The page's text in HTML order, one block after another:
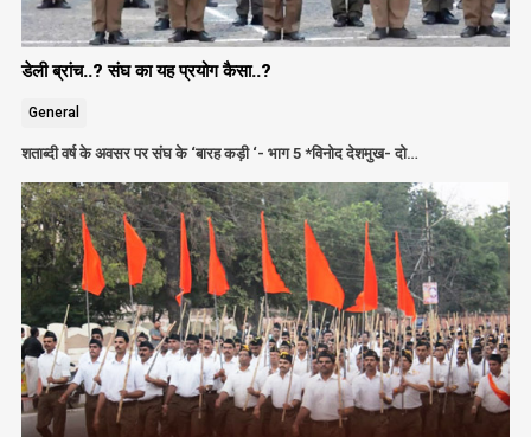
डेली ब्रांच..? संघ का यह प्रयोग कैसा..?
General
शताब्दी वर्ष के अवसर पर संघ के ‘बारह कड़ी ‘- भाग 5 *विनोद देशमुख- दो…